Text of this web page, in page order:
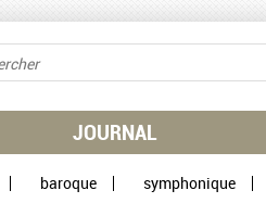
JOURNAL
baroque symphonique